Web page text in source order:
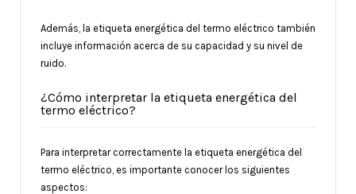
Además, la etiqueta energética del termo eléctrico también
incluye información acerca de su capacidad y su nivel de
ruido.
¿Cómo interpretar la etiqueta energética del
termo eléctrico?
Para interpretar correctamente la etiqueta energética del
termo eléctrico, es importante conocer los siguientes
aspectos: